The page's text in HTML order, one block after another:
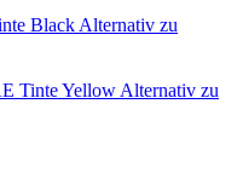
Alternativ zu
Alternativ zu